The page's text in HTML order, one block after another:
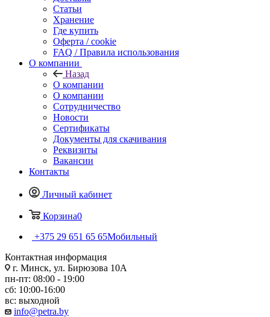
Статьи
Хранение
Где купить
Оферта / cookie
FAQ / Правила использования
О компании
Назад
О компании
О компании
Сотрудничество
Новости
Сертификаты
Документы для скачивания
Реквизиты
Вакансии
Контакты
Личный кабинет
Корзина0
+375 29 651 65 65Мобильный
Контактная информация
г. Минск, ул. Бирюзова 10А
пн-пт: 08:00 - 19:00
сб: 10:00-16:00
вс: выходной
info@petra.by